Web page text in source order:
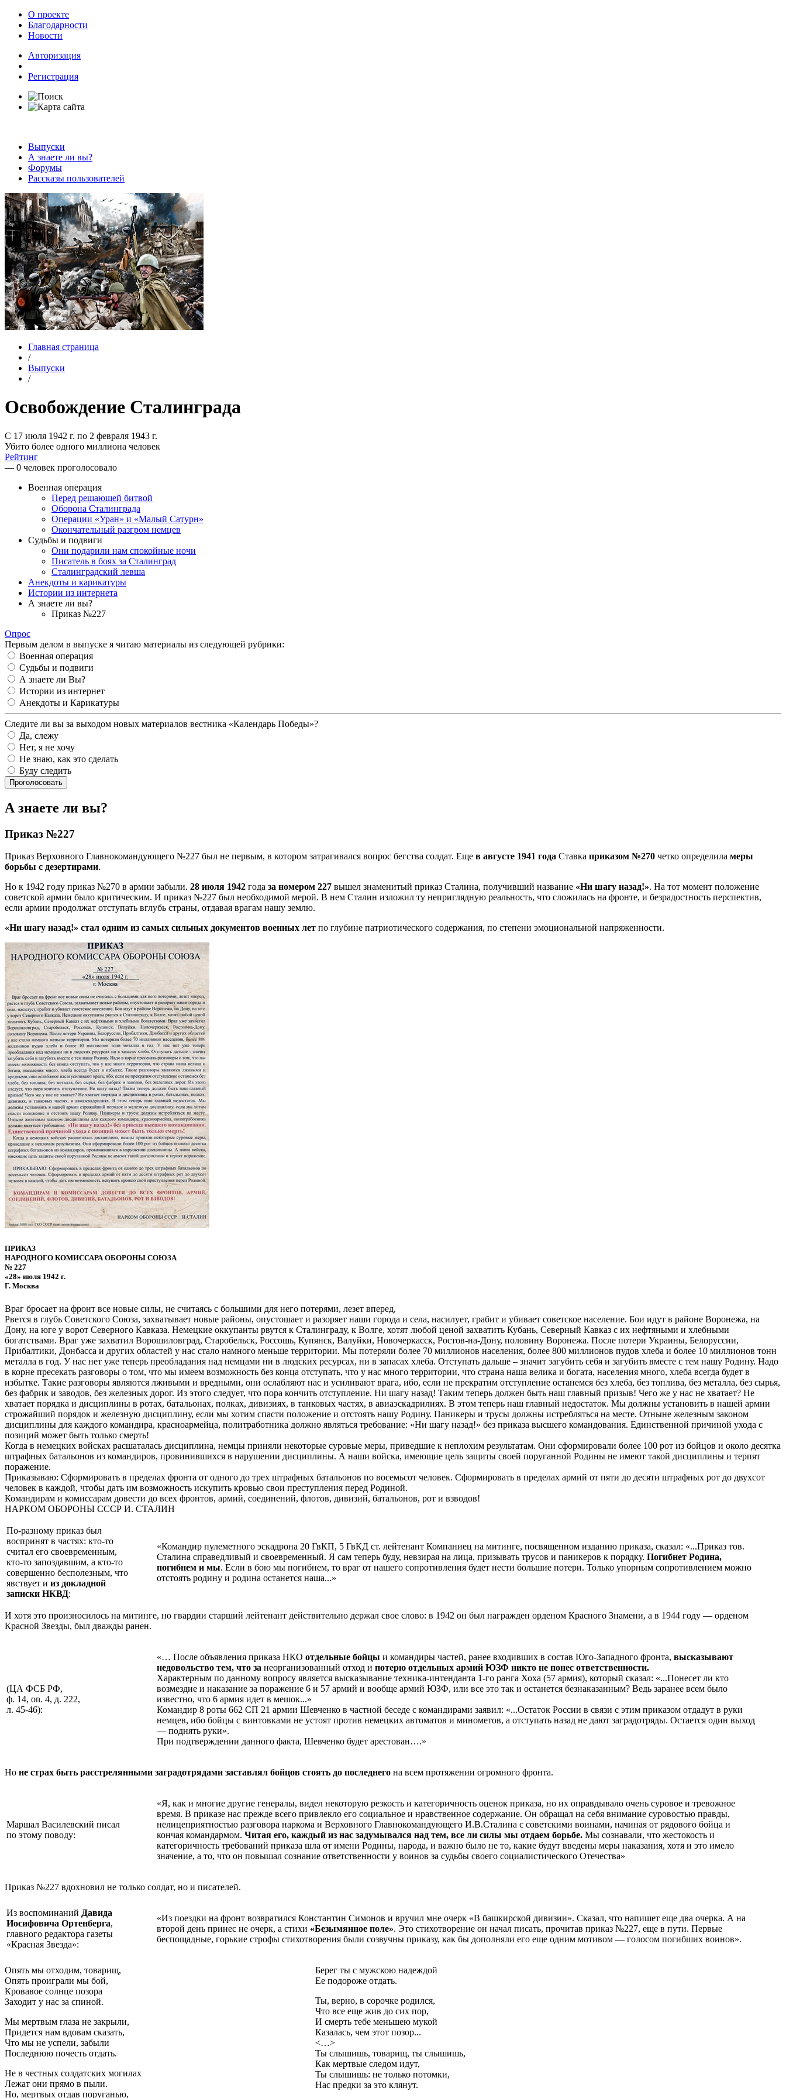
О проекте
Благодарности
Новости
Авторизация
Регистрация
Выпуски
А знаете ли вы?
Форумы
Рассказы пользователей
Главная страница
/
Выпуски
/
Освобождение Сталинграда
С 17 июля 1942 г. по 2 февраля 1943 г.
Убито более одного миллиона человек
Рейтинг
— 0 человек проголосовало
Военная операция
Перед решающей битвой
Оборона Сталинграда
Операции «Уран» и «Малый Сатурн»
Окончательный разгром немцев
Судьбы и подвиги
Они подарили нам спокойные ночи
Писатель в боях за Сталинград
Сталинградский левша
Анекдоты и карикатуры
Истории из интернета
А знаете ли вы?
Приказ №227
Опрос
Первым делом в выпуске я читаю материалы из следующей рубрики:
Военная операция
Судьбы и подвиги
А знаете ли Вы?
Истории из интернет
Анекдоты и Карикатуры
Следите ли вы за выходом новых материалов вестника «Календарь Победы»?
Да, слежу
Нет, я не хочу
Не знаю, как это сделать
Буду следить
Проголосовать
А знаете ли вы?
Приказ №227
Приказ Верховного Главнокомандующего №227 был не первым, в котором затрагивался вопрос бегства солдат. Еще в августе 1941 года Ставка приказом №270 четко определила меры
борьбы с дезертирами.
Но к 1942 году приказ №270 в армии забыли. 28 июля 1942 года за номером 227 вышел знаменитый приказ Сталина, получивший название «Ни шагу назад!». На тот момент положение
советской армии было критическим. И приказ №227 был необходимой мерой. В нем Сталин изложил ту неприглядную реальность, что сложилась на фронте, и безрадостность перспектив,
если армии продолжат отступать вглубь страны, отдавая врагам нашу землю.
«Ни шагу назад!» стал одним из самых сильных документов военных лет по глубине патриотического содержания, по степени эмоциональной напряженности.
ПРИКАЗ
НАРОДНОГО КОМИССАРА ОБОРОНЫ СОЮЗА
№ 227
«28» июля 1942 г.
Г. Москва
Враг бросает на фронт все новые силы, не считаясь с большими для него потерями, лезет вперед,
Рвется в глубь Советского Союза, захватывает новые районы, опустошает и разоряет наши города и села, насилует, грабит и убивает советское население. Бои идут в районе Воронежа, на
Дону, на юге у ворот Северного Кавказа. Немецкие оккупанты рвутся к Сталинграду, к Волге, хотят любой ценой захватить Кубань, Северный Кавказ с их нефтяными и хлебными
богатствами. Враг уже захватил Ворошиловград, Старобельск, Россошь, Купянск, Валуйки, Новочеркасск, Ростов-на-Дону, половину Воронежа. После потери Украины, Белоруссии,
Прибалтики, Донбасса и других областей у нас стало намного меньше территории. Мы потеряли более 70 миллионов населения, более 800 миллионов пудов хлеба и более 10 миллионов тонн
металла в год. У нас нет уже теперь преобладания над немцами ни в людских ресурсах, ни в запасах хлеба. Отступать дальше – значит загубить себя и загубить вместе с тем нашу Родину. Надо
в корне пресекать разговоры о том, что мы имеем возможность без конца отступать, что у нас много территории, что страна наша велика и богата, населения много, хлеба всегда будет в
избытке. Такие разговоры являются лживыми и вредными, они ослабляют нас и усиливают врага, ибо, если не прекратим отступление останемся без хлеба, без топлива, без металла, без сырья,
без фабрик и заводов, без железных дорог. Из этого следует, что пора кончить отступление. Ни шагу назад! Таким теперь должен быть наш главный призыв! Чего же у нас не хватает? Не
хватает порядка и дисциплины в ротах, батальонах, полках, дивизиях, в танковых частях, в авиаэскадрилиях. В этом теперь наш главный недостаток. Мы должны установить в нашей армии
строжайший порядок и железную дисциплину, если мы хотим спасти положение и отстоять нашу Родину. Паникеры и трусы должны истребляться на месте. Отныне железным законом
дисциплины для каждого командира, красноармейца, политработника должно являться требование: «Ни шагу назад!» без приказа высшего командования. Единственной причиной ухода с
позиций может быть только смерть!
Когда в немецких войсках расшаталась дисциплина, немцы приняли некоторые суровые меры, приведшие к неплохим результатам. Они сформировали более 100 рот из бойцов и около десятка
штрафных батальонов из командиров, провинившихся в нарушении дисциплины. А наши войска, имеющие цель защиты своей поруганной Родины не имеют такой дисциплины и терпят
поражение.
Приказываю: Сформировать в пределах фронта от одного до трех штрафных батальонов по восемьсот человек. Сформировать в пределах армий от пяти до десяти штрафных рот до двухсот
человек в каждой, чтобы дать им возможность искупить кровью свои преступления перед Родиной.
Командирам и комиссарам довести до всех фронтов, армий, соединений, флотов, дивизий, батальонов, рот и взводов!
НАРКОМ ОБОРОНЫ СССР И. СТАЛИН
По-разному приказ был
воспринят в частях: кто-то
считал его своевременным,
кто-то запоздавшим, а кто-то
совершенно бесполезным, что
явствует и из докладной
записки НКВД:
«Командир пулеметного эскадрона 20 ГвКП, 5 ГвКД ст. лейтенант Компаниец на митинге, посвященном изданию приказа, сказал: «...Приказ тов.
Сталина справедливый и своевременный. Я сам теперь буду, невзирая на лица, призывать трусов и паникеров к порядку. Погибнет Родина,
погибнем и мы. Если в бою мы погибнем, то враг от нашего сопротивления будет нести большие потери. Только упорным сопротивлением можно
отстоять родину и родина останется наша...»
И хотя это произносилось на митинге, но гвардии старший лейтенант действительно держал свое слово: в 1942 он был награжден орденом Красного Знамени, а в 1944 году — орденом
Красной Звезды, был дважды ранен.
(ЦА ФСБ РФ,
ф. 14, on. 4, д. 222,
л. 45-46):
«… После объявления приказа НКО отдельные бойцы и командиры частей, ранее входивших в состав Юго-Западного фронта, высказывают
недовольство тем, что за неорганизованный отход и потерю отдельных армий ЮЗФ никто не понес ответственности.
Характерным по данному вопросу является высказывание техника-интенданта 1-го ранга Хоха (57 армия), который сказал: «...Понесет ли кто
возмездие и наказание за поражение 6 и 57 армий и вообще армий ЮЗФ, или все это так и останется безнаказанным? Ведь заранее всем было
известно, что 6 армия идет в мешок...»
Командир 8 роты 662 СП 21 армии Шевченко в частной беседе с командирами заявил: «...Остаток России в связи с этим приказом отдадут в руки
немцев, ибо бойцы с винтовками не устоят против немецких автоматов и минометов, а отступать назад не дают заградотряды. Остается один выход
— поднять руки».
При подтверждении данного факта, Шевченко будет арестован….»
Но не страх быть расстрелянными заградотрядами заставлял бойцов стоять до последнего на всем протяжении огромного фронта.
Маршал Василевский писал
по этому поводу:
«Я, как и многие другие генералы, видел некоторую резкость и категоричность оценок приказа, но их оправдывало очень суровое и тревожное
время. В приказе нас прежде всего привлекло его социальное и нравственное содержание. Он обращал на себя внимание суровостью правды,
нелицеприятностью разговора наркома и Верховного Главнокомандующего И.В.Сталина с советскими воинами, начиная от рядового бойца и
кончая командармом. Читая его, каждый из нас задумывался над тем, все ли силы мы отдаем борьбе. Мы сознавали, что жестокость и
категоричность требований приказа шла от имени Родины, народа, и важно было не то, какие будут введены меры наказания, хотя и это имело
значение, а то, что он повышал сознание ответственности у воинов за судьбы своего социалистического Отечества»
Приказ №227 вдохновил не только солдат, но и писателей.
Из воспоминаний Давида
Иосифовича Ортенберга,
главного редактора газеты
«Красная Звезда»:
«Из поездки на фронт возвратился Константин Симонов и вручил мне очерк «В башкирской дивизии». Сказал, что напишет еще два очерка. А на
второй день принес не очерк, а стихи «Безымянное поле». Это стихотворение он начал писать, прочитав приказ №227, еще в пути. Первые
беспощадные, горькие строфы стихотворения были созвучны приказу, как бы дополняли его еще одним мотивом — голосом погибших воинов».
Опять мы отходим, товарищ,
Опять проиграли мы бой,
Кровавое солнце позора
Заходит у нас за спиной.
Мы мертвым глаза не закрыли,
Придется нам вдовам сказать,
Что мы не успели, забыли
Последнюю почесть отдать.
Не в честных солдатских могилах
Лежат они прямо в пыли.
Но, мертвых отдав поруганью,
Берег ты с мужскою надеждой
Ее подороже отдать.
Ты, верно, в сорочке родился,
Что все еще жив до сих пор,
И смерть тебе меньшею мукой
Казалась, чем этот позор...
<…>
Ты слышишь, товарищ, ты слышишь,
Как мертвые следом идут,
Ты слышишь: не только потомки,
Нас предки за это клянут.